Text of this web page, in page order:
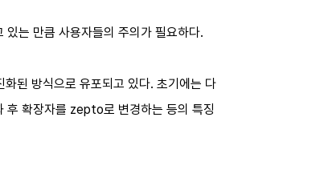
는 만큼 사용자들의 주의가 필요하다.
된 방식으로 유포되고 있다. 초기에는 다
후 확장자를 zepto로 변경하는 등의 특징